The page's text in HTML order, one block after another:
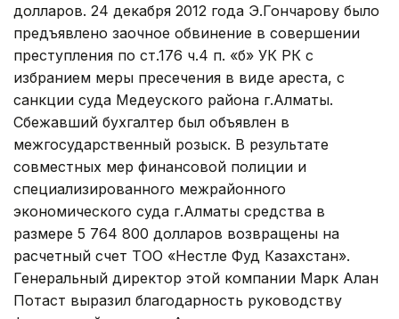
долларов. 24 декабря 2012 года Э.Гончарову было
предъявлено заочное обвинение в совершении
преступления по ст.176 ч.4 п. «б» УК РК с
избранием меры пресечения в виде ареста, с
санкции суда Медеуского района г.Алматы.
Сбежавший бухгалтер был объявлен в
межгосударственный розыск. В результате
совместных мер финансовой полиции и
специализированного межрайонного
экономического суда г.Алматы средства в
размере 5 764 800 долларов возвращены на
расчетный счет ТОО «Нестле Фуд Казахстан».
Генеральный директор этой компании Марк Алан
Потаст выразил благодарность руководству